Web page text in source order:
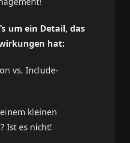
um ein Detail, das
hat:
vs. Include-
kleinen
Ist es nicht!